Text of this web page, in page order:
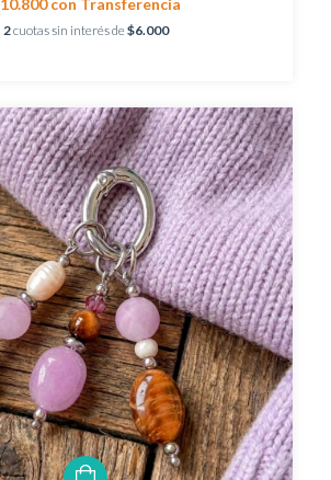
con Transferencia
2cuotas sin interés de$6.000